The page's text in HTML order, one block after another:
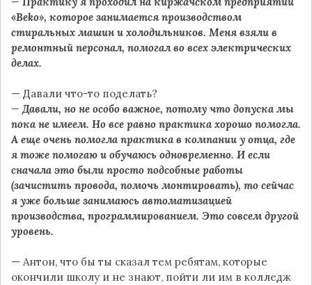
«Beko», которое занимается производством
стиральных машин и холодильников. Меня взяли в
ремонтный персонал, помогал во всех электрических
делах.
— Давали что-то поделать?
— Давали, но не особо важное, потому что допуска мы
пока не имеем. Но все равно практика хорошо помогла.
А еще очень помогла практика в компании у отца, где
я тоже помогаю и обучаюсь одновременно. И если
сначала это были просто подсобные работы
(зачистить провода, помочь монтировать), то сейчас
я уже больше занимаюсь автоматизацией
производства, программированием. Это совсем другой
уровень.
— Антон, что бы ты сказал тем ребятам, которые
окончили школу и не знают, пойти ли им в колледж